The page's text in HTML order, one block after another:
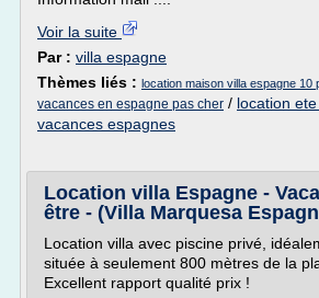
Voir la suite
Par : villa espagne
Thèmes liés : location maison villa espagne 10
vacances en espagne pas cher / location
vacances espagnes
Location villa Espagne -
être - (Villa Marquesa
Location villa avec piscine privé,
située à seulement 800 mètres de la
Excellent rapport qualité prix !